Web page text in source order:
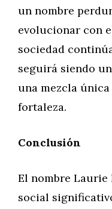
un nombre
evolucionar con
sociedad
seguirá siendo
una mezcla
fortaleza.
Conclusión
El nombre
social